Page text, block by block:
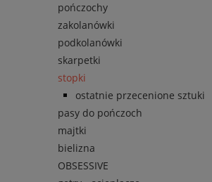
pończochy
zakolanówki
podkolanówki
skarpetki
stopki
ostatnie przecenione sztuki
pasy do pończoch
majtki
bielizna
OBSESSIVE